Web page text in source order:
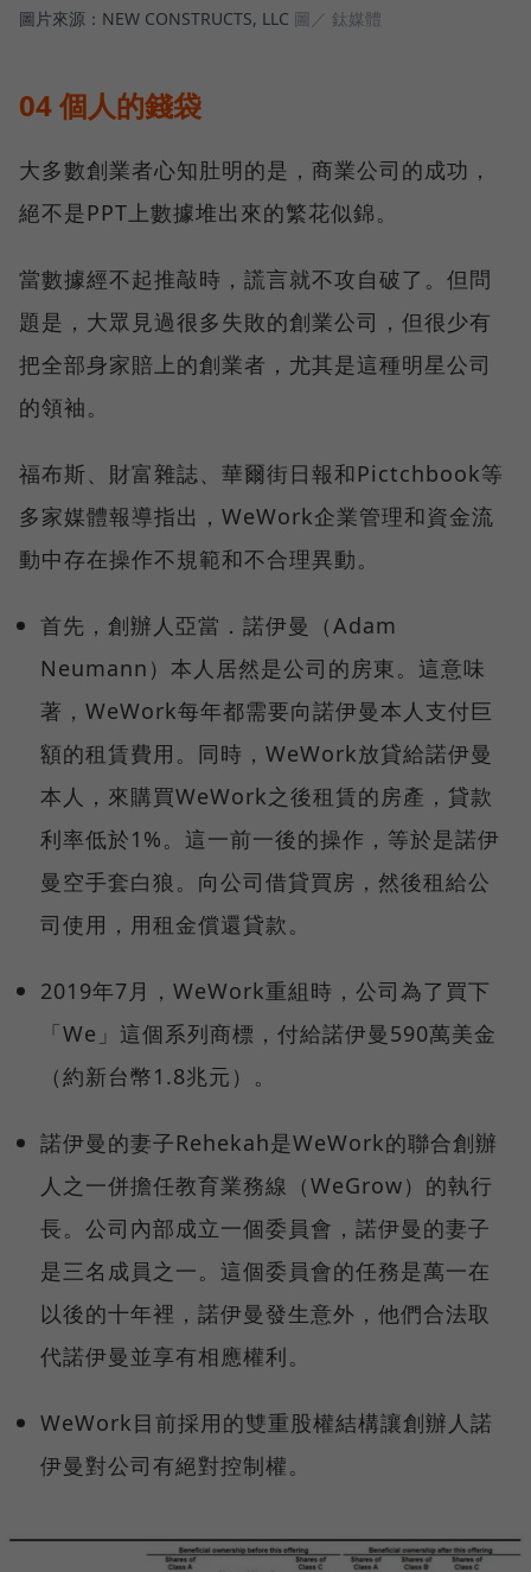
圖片來源：NEW CONSTRUCTS, LLC 圖／ 鈦媒體
04 個人的錢袋
大多數創業者心知肚明的是，商業公司的成功，
絕不是PPT上數據堆出來的繁花似錦。
當數據經不起推敲時，謊言就不攻自破了。但問
題是，大眾見過很多失敗的創業公司，但很少有
把全部身家賠上的創業者，尤其是這種明星公司
的領袖。
福布斯、財富雜誌、華爾街日報和Pictchbook等
多家媒體報導指出，WeWork企業管理和資金流
動中存在操作不規範和不合理異動。
首先，創辦人亞當．諾伊曼（Adam
Neumann）本人居然是公司的房東。這意味
著，WeWork每年都需要向諾伊曼本人支付巨
額的租賃費用。同時，WeWork放貸給諾伊曼
本人，來購買WeWork之後租賃的房產，貸款
利率低於1%。這一前一後的操作，等於是諾伊
曼空手套白狼。向公司借貸買房，然後租給公
司使用，用租金償還貸款。
2019年7月，WeWork重組時，公司為了買下
「We」這個系列商標，付給諾伊曼590萬美金
（約新台幣1.8兆元）。
諾伊曼的妻子Rehekah是WeWork的聯合創辦
人之一併擔任教育業務線（WeGrow）的執行
長。公司內部成立一個委員會，諾伊曼的妻子
是三名成員之一。這個委員會的任務是萬一在
以後的十年裡，諾伊曼發生意外，他們合法取
代諾伊曼並享有相應權利。
WeWork目前採用的雙重股權結構讓創辦人諾
伊曼對公司有絕對控制權。